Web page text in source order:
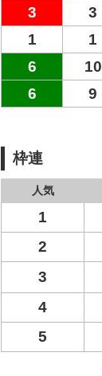
3
3
1
1
6
10
6
9
枠連
人気
1
2
3
4
5